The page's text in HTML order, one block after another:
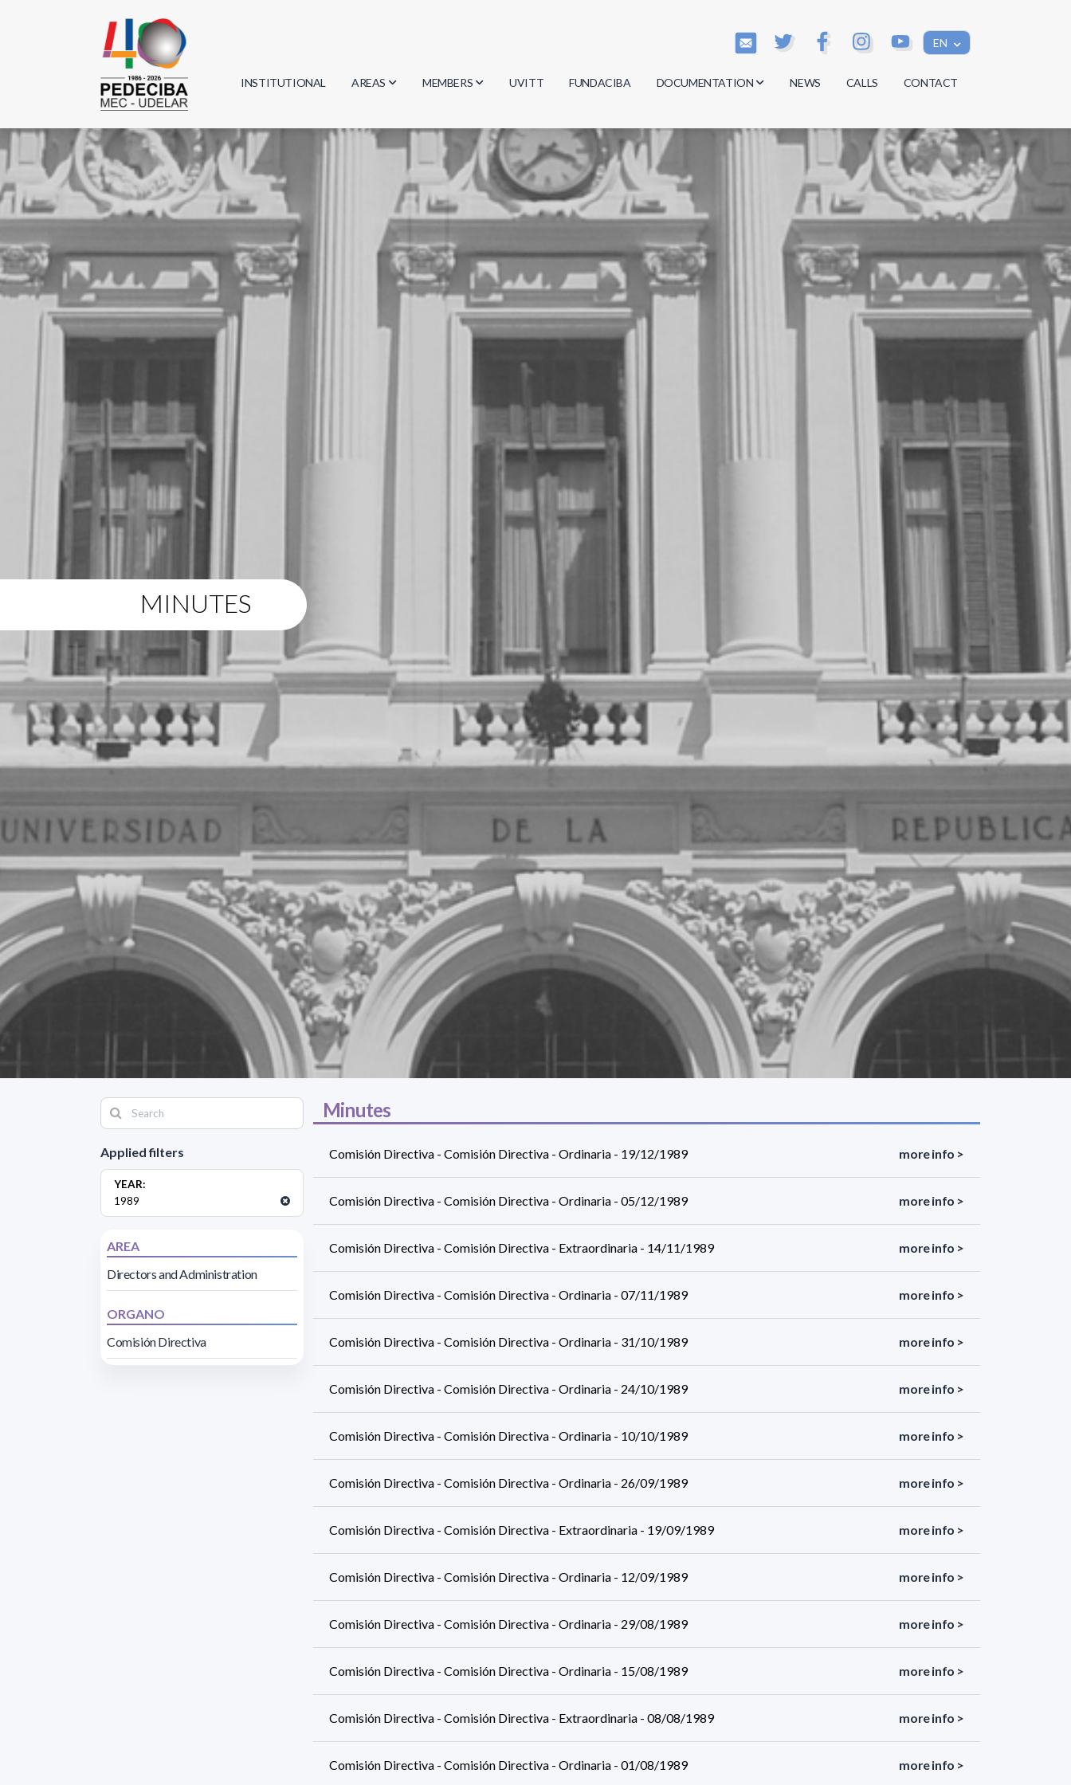
EN
INSTITUTIONAL AREAS
Biology
Geosciences
Computer Science
Mathematics
Chemistry
MEMBERS
Researchers
Students
Graduates
UVITT FUNDACIBA DOCUMENTATION
Minutes
Regulations
Documents
NEWS CALLS CONTACT
MINUTES
Applied filters
YEAR:
1989
AREA
Directors and Administration
ORGANO
Comisión Directiva
Minutes
Comisión Directiva - Comisión Directiva - Ordinaria - 19/12/1989 more info >
Comisión Directiva - Comisión Directiva - Ordinaria - 05/12/1989 more info >
Comisión Directiva - Comisión Directiva - Extraordinaria - 14/11/1989 more info >
Comisión Directiva - Comisión Directiva - Ordinaria - 07/11/1989 more info >
Comisión Directiva - Comisión Directiva - Ordinaria - 31/10/1989 more info >
Comisión Directiva - Comisión Directiva - Ordinaria - 24/10/1989 more info >
Comisión Directiva - Comisión Directiva - Ordinaria - 10/10/1989 more info >
Comisión Directiva - Comisión Directiva - Ordinaria - 26/09/1989 more info >
Comisión Directiva - Comisión Directiva - Extraordinaria - 19/09/1989 more info >
Comisión Directiva - Comisión Directiva - Ordinaria - 12/09/1989 more info >
Comisión Directiva - Comisión Directiva - Ordinaria - 29/08/1989 more info >
Comisión Directiva - Comisión Directiva - Ordinaria - 15/08/1989 more info >
Comisión Directiva - Comisión Directiva - Extraordinaria - 08/08/1989 more info >
Comisión Directiva - Comisión Directiva - Ordinaria - 01/08/1989 more info >